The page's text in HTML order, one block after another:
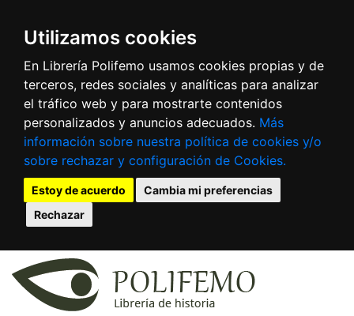
Utilizamos cookies
En Librería Polifemo usamos cookies propias y de
terceros, redes sociales y analíticas para analizar
el tráfico web y para mostrarte contenidos
personalizados y anuncios adecuados. Más
información sobre nuestra política de cookies y/o
sobre rechazar y configuración de Cookies.
Estoy de acuerdo
Cambia mi preferencias
Rechazar